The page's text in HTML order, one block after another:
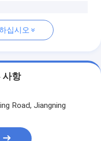
십시오
사항
Road, Jiangning